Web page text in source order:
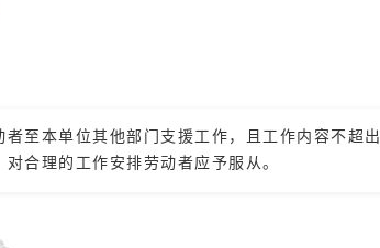
至本单位其他部门支援工作，且工作内容不超出
合理的工作安排劳动者应予服从。